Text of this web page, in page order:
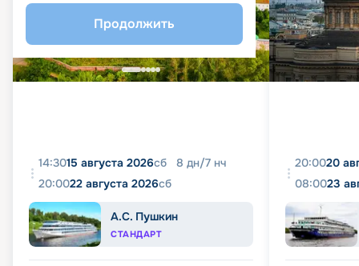
Продолжить
14:3015 августа 2026сб 8 дн/7 нч
20:0022 августа 2026сб
А.С. Пушкин
СТАНДАРТ
20:0020
08:0023